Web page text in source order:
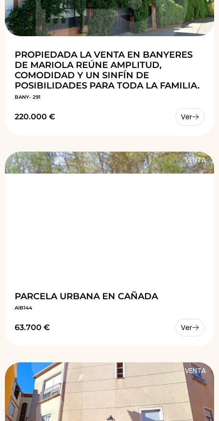
PROPIEDADA LA VENTA EN BANYERES
DE MARIOLA REÚNE AMPLITUD,
COMODIDAD Y UN SINFÍN DE
POSIBILIDADES PARA TODA LA FAMILIA.
BANY- 291
220.000 € Ver
VENTA
PARCELA URBANA EN CAÑADA
AIB144
63.700 € Ver
VENTA